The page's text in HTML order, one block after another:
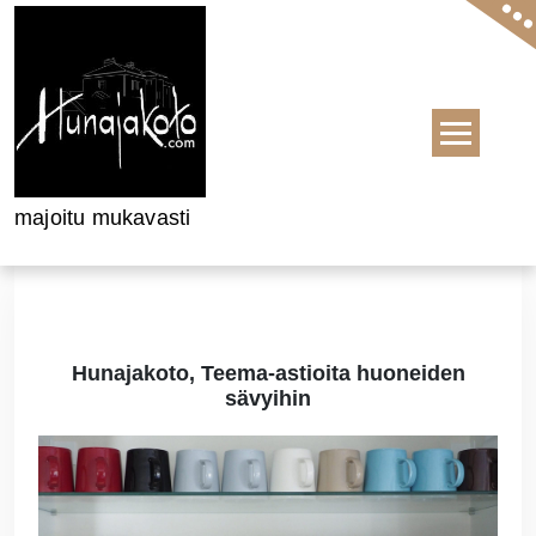
majoitu mukavasti
Hunajakoto, Teema-astioita huoneiden
sävyihin